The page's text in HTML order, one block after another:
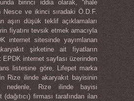
birinci iddia olarak, “ihale
Nesce ve ikinci sıradaki Ö.D.F.
aşırı düşük teklif açıklamaları
fiyatını tevsik etmek amacıyla
internet sitesinde yayımlanan
şirketine ait fiyatların
EPDK internet sayfası üzerinden
listesine göre, Lifepet marka
Rize ilinde akaryakıt bayisinin
nedenle, Rize ilinde bayisi
firması tarafından ilan